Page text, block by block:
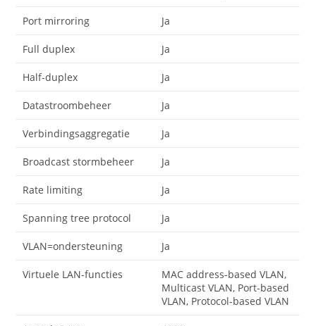
Port mirroring Ja
Full duplex Ja
Half-duplex Ja
Datastroombeheer Ja
Verbindingsaggregatie Ja
Broadcast stormbeheer Ja
Rate limiting Ja
Spanning tree protocol Ja
VLAN=ondersteuning Ja
Virtuele LAN-functies
MAC address-based VLAN,
Multicast VLAN, Port-based
VLAN, Protocol-based VLAN